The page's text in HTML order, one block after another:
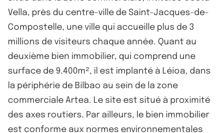
Vella, près du centre-ville de Saint-Jacques-de-
Compostelle, une ville qui accueille plus de 3
millions de visiteurs chaque année. Quant au
deuxième bien immobilier, qui comprend une
surface de 9.400m², il est implanté à Léioa, dans
la périphérie de Bilbao au sein de la zone
commerciale Artea. Le site est situé à proximité
des axes routiers. Par ailleurs, le bien immobilier
est conforme aux normes environnementales